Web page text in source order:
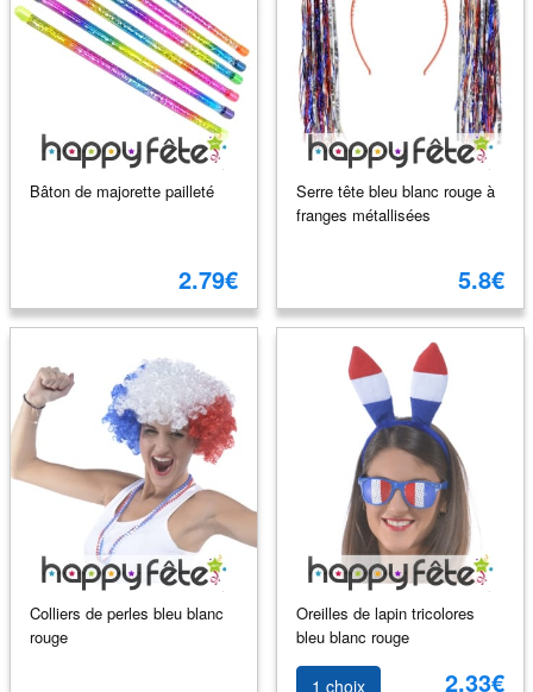
Bâton de majorette pailleté
2.79€
Serre tête bleu blanc rouge à
franges métallisées
5.8€
Colliers de perles bleu blanc
rouge
Oreilles de lapin tricolores
bleu blanc rouge
1 choix 2.33€